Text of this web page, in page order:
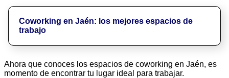
Coworking en Jaén: los mejores espacios de
trabajo
Ahora que conoces los espacios de coworking en Jaén, es
momento de encontrar tu lugar ideal para trabajar.